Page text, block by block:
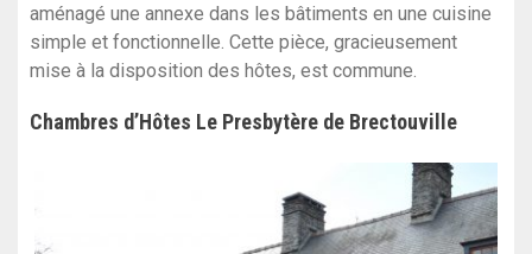
aménagé une annexe dans les bâtiments en une cuisine
simple et fonctionnelle. Cette pièce, gracieusement
mise à la disposition des hôtes, est commune.
Chambres d’Hôtes Le Presbytère de Brectouville